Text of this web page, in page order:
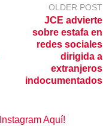
OLDER POST
JCE advierte
sobre estafa en
redes sociales
dirigida a
extranjeros
indocumentados
Aquí!